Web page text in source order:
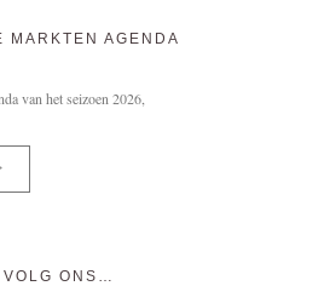
MARKTEN AGENDA
van het seizoen 2026,
VOLG ONS…